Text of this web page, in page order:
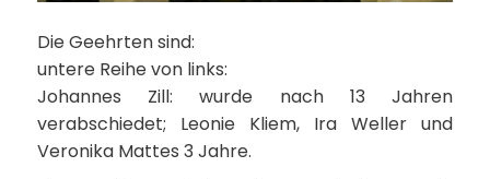
Die Geehrten sind:
untere Reihe von links:
Johannes Zill: wurde nach 13 Jahren
verabschiedet; Leonie Kliem, Ira Weller und
Veronika Mattes 3 Jahre.